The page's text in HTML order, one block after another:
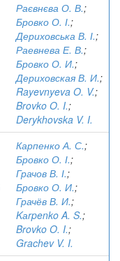
Раєвнєва О. В.;
Бровко О. І.;
Дериховська В. І.;
Раевнева Е. В.;
Бровко О. И.;
Дериховская В. И.;
Rayevnyeva O. V.;
Brovko O. I.;
Derykhovska V. I.
Карпенко А. С.;
Бровко О. І.;
Грачов В. І.;
Бровко О. И.;
Грачёв В. И.;
Kаrpenko A. S.;
Brovko O. I.;
Grachev V. I.